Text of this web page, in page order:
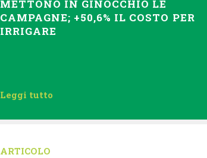
METTONO IN GINOCCHIO LE
CAMPAGNE; +50,6% IL COSTO PER
IRRIGARE
Leggi tutto
ARTICOLO